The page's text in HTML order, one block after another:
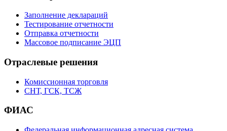
Заполнение деклараций
Тестирование отчетности
Отправка отчетности
Массовое подписание ЭЦП
Отраслевые решения
Комиссионная торговля
СНТ, ГСК, ТСЖ
ФИАС